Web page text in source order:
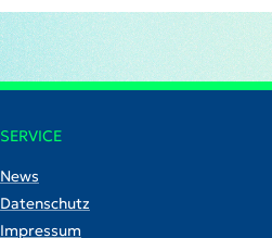
SERVICE
News
Datenschutz
Impressum